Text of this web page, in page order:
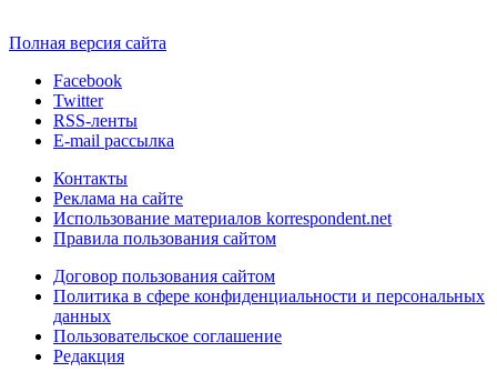
Полная версия сайта
Facebook
Twitter
RSS-ленты
E-mail рассылка
Контакты
Реклама на сайте
Использование материалов korrespondent.net
Правила пользования сайтом
Договор пользования сайтом
Политика в сфере конфиденциальности и персональных
данных
Пользовательское соглашение
Редакция